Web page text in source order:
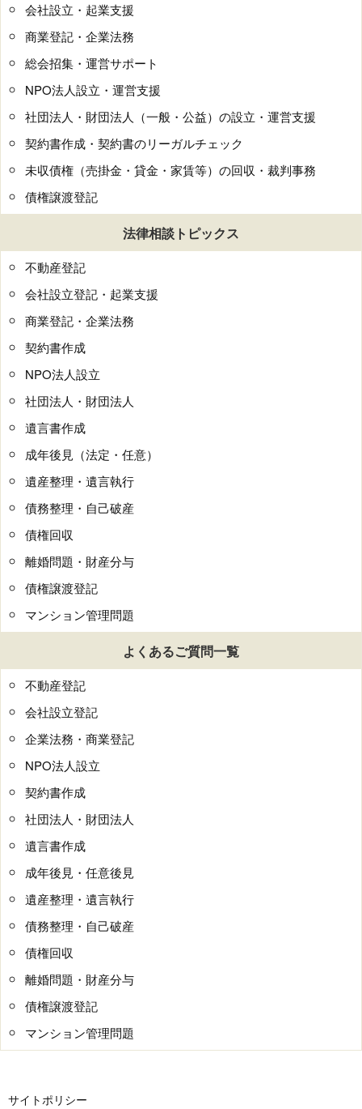
会社設立・起業支援
商業登記・企業法務
総会招集・運営サポート
NPO法人設立・運営支援
社団法人・財団法人（一般・公益）の設立・運営支援
契約書作成・契約書のリーガルチェック
未収債権（売掛金・貸金・家賃等）の回収・裁判事務
債権譲渡登記
法律相談トピックス
不動産登記
会社設立登記・起業支援
商業登記・企業法務
契約書作成
NPO法人設立
社団法人・財団法人
遺言書作成
成年後見（法定・任意）
遺産整理・遺言執行
債務整理・自己破産
債権回収
離婚問題・財産分与
債権譲渡登記
マンション管理問題
よくあるご質問一覧
不動産登記
会社設立登記
企業法務・商業登記
NPO法人設立
契約書作成
社団法人・財団法人
遺言書作成
成年後見・任意後見
遺産整理・遺言執行
債務整理・自己破産
債権回収
離婚問題・財産分与
債権譲渡登記
マンション管理問題
サイトポリシー